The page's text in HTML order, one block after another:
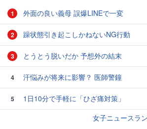
1 外面の良い義母 誤爆LINEで一変
2 躁状態引き起こしかねないNG行動
3 とうとう脱いだか 予想外の結末
4 汗悩みが将来に影響？ 医師警鐘
5
1日10分で手軽に「ひざ痛対策」
女子ニュースラ